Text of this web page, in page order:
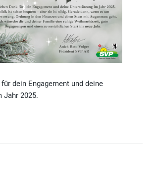
dein Engagement und deine
Jahr 2025.